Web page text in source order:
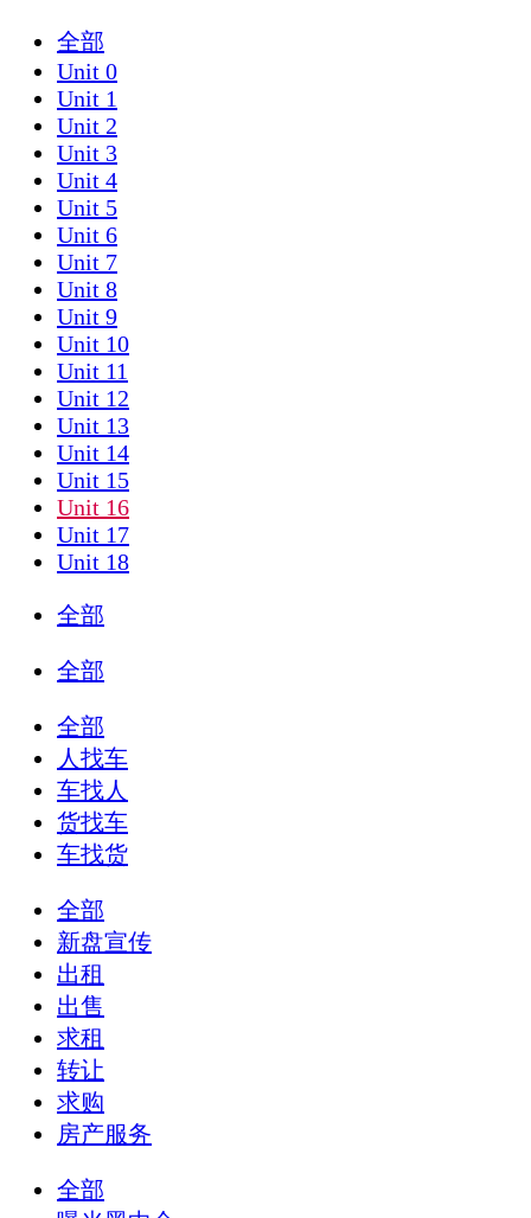
全部
Unit 0
Unit 1
Unit 2
Unit 3
Unit 4
Unit 5
Unit 6
Unit 7
Unit 8
Unit 9
Unit 10
Unit 11
Unit 12
Unit 13
Unit 14
Unit 15
Unit 16
Unit 17
Unit 18
全部
全部
全部
人找车
车找人
货找车
车找货
全部
新盘宣传
出租
出售
求租
转让
求购
房产服务
全部